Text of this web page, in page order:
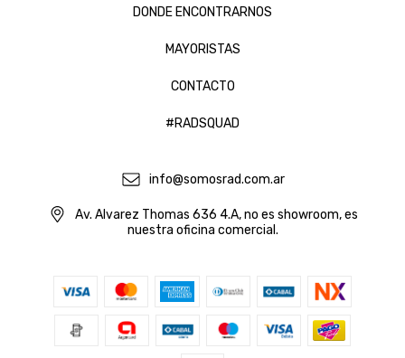
DONDE ENCONTRARNOS
MAYORISTAS
CONTACTO
#RADSQUAD
info@somosrad.com.ar
Av. Alvarez Thomas 636 4.A, no es showroom, es
nuestra oficina comercial.